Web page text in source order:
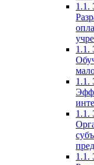
1.1.
1.1.
1.1.
1.1.
1.1.